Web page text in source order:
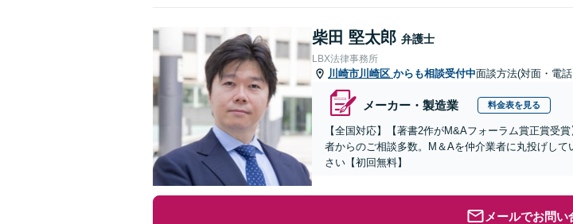
柴田 堅太郎 弁護士
LBX法律事務所
川崎市川崎区 からも相談受付中面談方法(対面・電
メーカー・製造業 料金表を見る
【全国対応】【著書2作がM&Aフォーラム賞正賞受
者からのご相談多数。M＆Aを仲介業者に丸投げし
さい【初回無料】
メールでお問い